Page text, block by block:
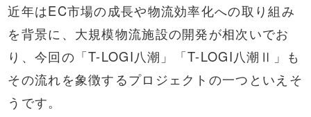
近年はEC市場の成長や物流効率化への取り組み
を背景に、大規模物流施設の開発が相次いでお
り、今回の「T-LOGI八潮」「T-LOGI八潮Ⅱ」も
その流れを象徴するプロジェクトの一つといえそ
うです。